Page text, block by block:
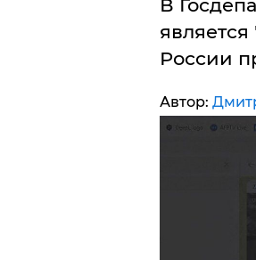
В
России
Автор: